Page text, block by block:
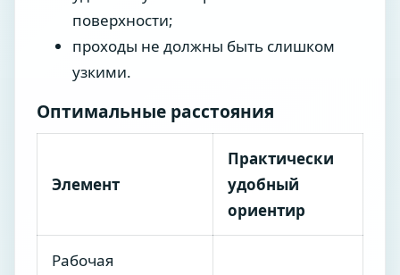
поверхности;
проходы не должны быть слишком
узкими.
Оптимальные расстояния
Элемент
Практически
удобный
ориентир
Рабочая